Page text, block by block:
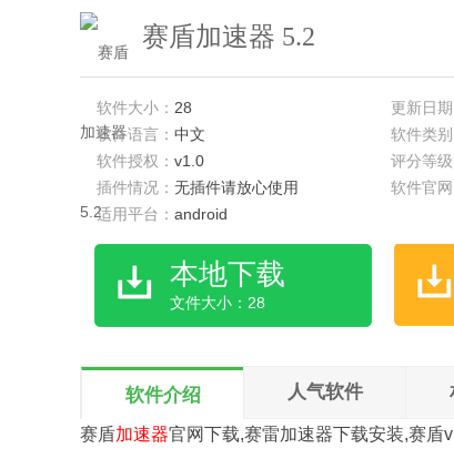
赛盾加速器 5.2
软件大小： 28 更新日期
软件语言： 中文 软件类别
软件授权： v1.0
评分等级
插件情况： 无插件请放心使用 软件官网
适用平台： android
本地下载
文件大小：28
软件介绍 人气软件
赛盾加速器官网下载,赛雷加速器下载安装,赛盾